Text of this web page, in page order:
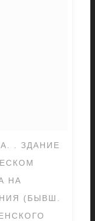
. ЗДАНИЕ
НА
(БЫВШ.